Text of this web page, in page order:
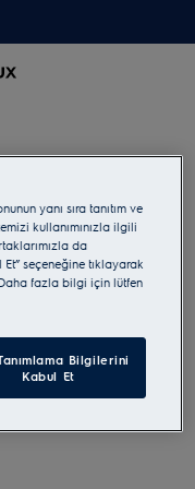
grubu
oluşturun.
göster
yanı sıra tanıtım ve
kullanımınızla ilgili
da
seçeneğine tıklayarak
fazla bilgi için lütfen
Bilgilerini
Kabul Et